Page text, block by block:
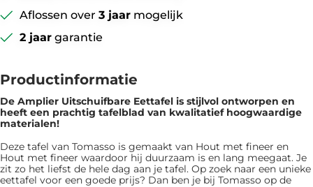
Productinformatie
De Amplier Uitschuifbare Eettafel is ​​stijlvol ontworpen en
heeft een prachtig tafelblad van kwalitatief hoogwaardige
materialen!
Deze tafel van Tomasso is gemaakt van Hout met fineer en
Hout met fineer waardoor hij duurzaam is en lang meegaat. Je
zit zo het liefst de hele dag aan je tafel. Op zoek naar een unieke
eettafel voor een goede prijs? Dan ben je bij Tomasso op de
Aflossen over 3 jaar mogelijk
2 jaargarantie